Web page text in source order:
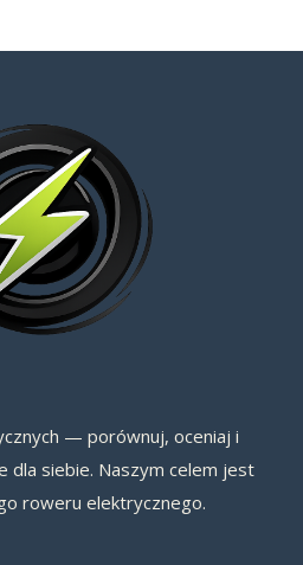
— porównuj, oceniaj i
dla siebie. Naszym celem jest
roweru elektrycznego.